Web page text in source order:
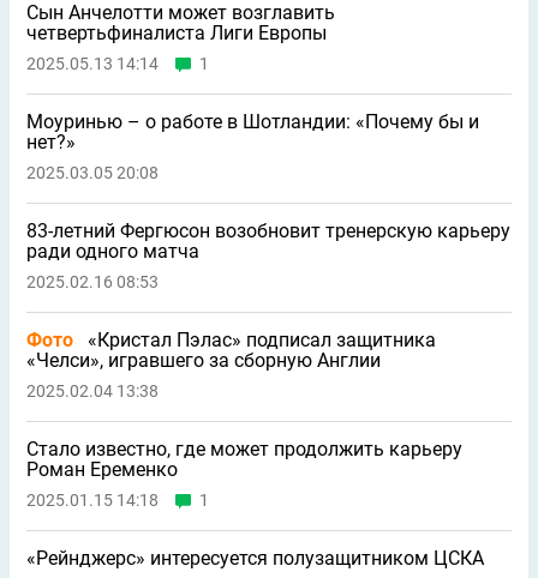
Сын Анчелотти может возглавить
четвертьфиналиста Лиги Европы
2025.05.13 14:14 1
Моуринью – о работе в Шотландии: «Почему бы и
нет?»
2025.03.05 20:08
83-летний Фергюсон возобновит тренерскую карьеру
ради одного матча
2025.02.16 08:53
Фото
«Кристал Пэлас» подписал защитника
«Челси», игравшего за сборную Англии
2025.02.04 13:38
Стало известно, где может продолжить карьеру
Роман Еременко
2025.01.15 14:18 1
«Рейнджерс» интересуется полузащитником ЦСКА